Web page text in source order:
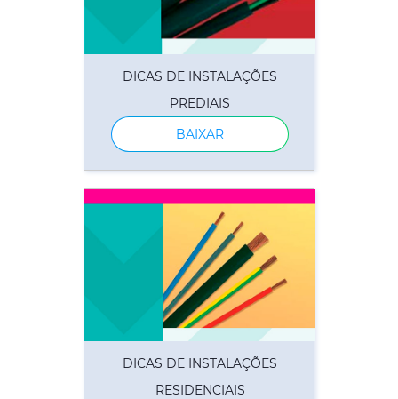
DICAS DE INSTALAÇÕES
PREDIAIS
BAIXAR
DICAS DE INSTALAÇÕES
RESIDENCIAIS